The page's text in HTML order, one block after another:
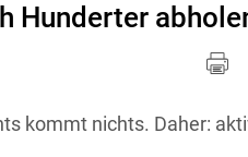
Hunderter
kommt nichts. Daher: